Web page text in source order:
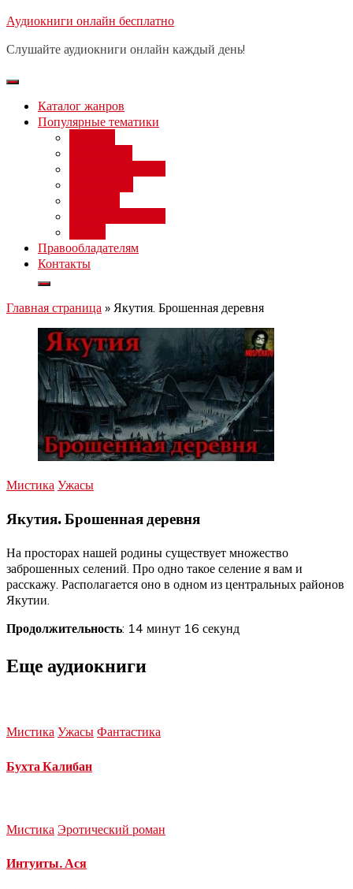
Перейти
содержимому
Аудиокниги онлайн бесплатно
Слушайте аудиокниги онлайн каждый день!
Каталог жанров
Популярные тематики
Правообладателям
Контакты
Главная страница » Якутия. Брошенная деревня
Мистика Ужасы
Якутия. Брошенная деревня
На просторах нашей родины существует множество
заброшенных селений. Про одно такое селение я вам и
расскажу. Располагается оно в одном из центральных районов
Якутии.
Продолжительность: 14 минут 16 секунд
Еще аудиокниги
Мистика Ужасы Фантастика
Бухта Калибан
Мистика Эротический роман
Интуиты. Ася
Бесплатный вебинар: заработок
день